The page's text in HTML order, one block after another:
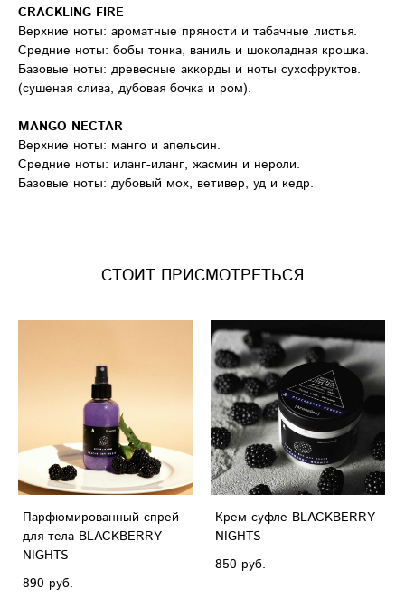
CRACKLING FIRE
Верхние ноты: ароматные пряности и табачные листья.
Средние ноты: бобы тонка, ваниль и шоколадная крошка.
Базовые ноты: древесные аккорды и ноты сухофруктов.
(сушеная слива, дубовая бочка и ром).
MANGO NECTAR
Верхние ноты: манго и апельсин.
Средние ноты: иланг-иланг, жасмин и нероли.
Базовые ноты: дубовый мох, ветивер, уд и кедр.
СТОИТ ПРИСМОТРЕТЬСЯ
Парфюмированный спрей
для тела BLACKBERRY
NIGHTS
890 pуб.
Крем-суфле BLACKBERRY
NIGHTS
850 pуб.